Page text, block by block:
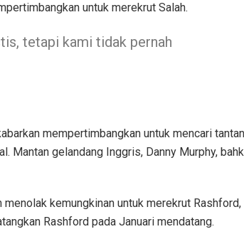
untuk merekrut Salah.
tetapi kami tidak pernah
mempertimbangkan untuk mencari
Mantan gelandang Inggris, Danny Murphy,
kemungkinan untuk merekrut
Rashford pada Januari mendatang.